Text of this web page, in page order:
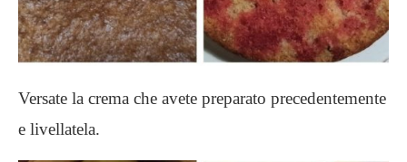
Versate la crema che avete preparato precedentemente
e livellatela.